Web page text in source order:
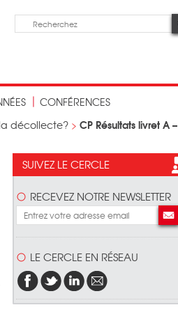
CONFÉRENCES
décollecte? > CP Résultats livret A –
SUIVEZ LE CERCLE
RECEVEZ NOTRE NEWSLETTER
LE CERCLE EN RÉSEAU